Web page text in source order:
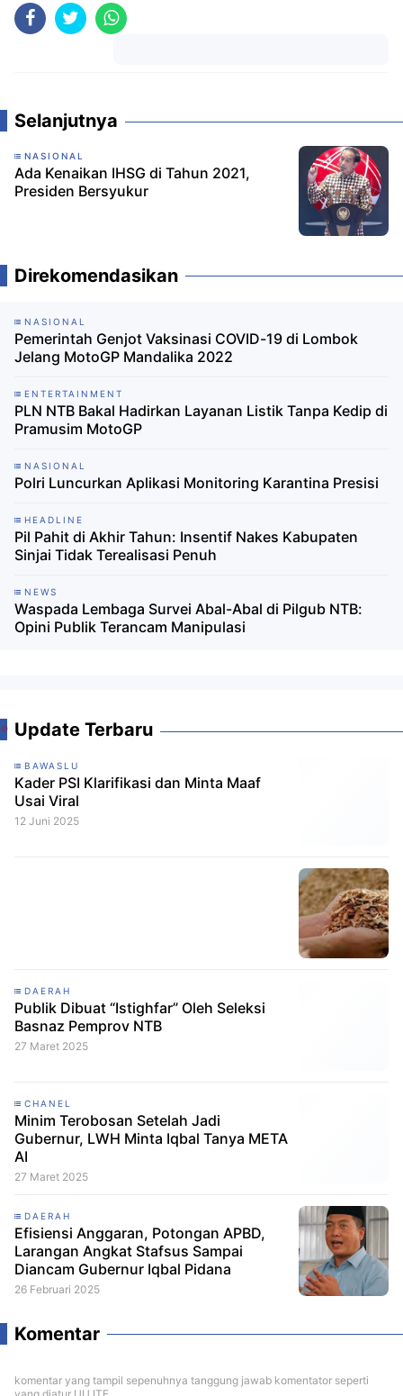
Selanjutnya
NASIONAL
Ada Kenaikan IHSG di Tahun 2021,
Presiden Bersyukur
Direkomendasikan
NASIONAL
Pemerintah Genjot Vaksinasi COVID-19 di Lombok
Jelang MotoGP Mandalika 2022
ENTERTAINMENT
PLN NTB Bakal Hadirkan Layanan Listik Tanpa Kedip di
Pramusim MotoGP
NASIONAL
Polri Luncurkan Aplikasi Monitoring Karantina Presisi
HEADLINE
Pil Pahit di Akhir Tahun: Insentif Nakes Kabupaten
Sinjai Tidak Terealisasi Penuh
NEWS
Waspada Lembaga Survei Abal-Abal di Pilgub NTB:
Opini Publik Terancam Manipulasi
Update Terbaru
BAWASLU
Kader PSI Klarifikasi dan Minta Maaf
Usai Viral
12 Juni 2025
DAERAH
Publik Dibuat “Istighfar” Oleh Seleksi
Basnaz Pemprov NTB
27 Maret 2025
CHANEL
Minim Terobosan Setelah Jadi
Gubernur, LWH Minta Iqbal Tanya META
AI
27 Maret 2025
DAERAH
Efisiensi Anggaran, Potongan APBD,
Larangan Angkat Stafsus Sampai
Diancam Gubernur Iqbal Pidana
26 Februari 2025
Komentar
komentar yang tampil sepenuhnya tanggung jawab komentator seperti